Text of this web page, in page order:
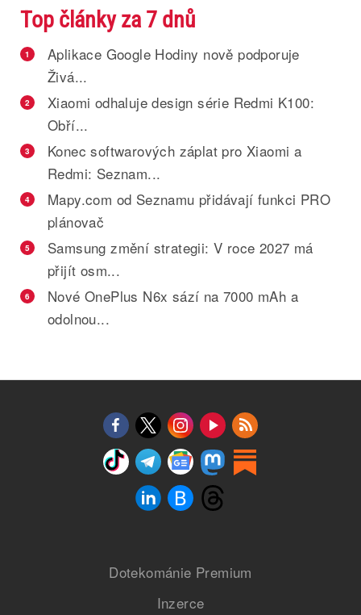
Top články za 7 dnů
1
Aplikace Google Hodiny nově podporuje
Živá...
2
Xiaomi odhaluje design série Redmi K100:
Obří...
3
Konec softwarových záplat pro Xiaomi a
Redmi: Seznam...
4
Mapy.com od Seznamu přidávají funkci PRO
plánovač
5
Samsung změní strategii: V roce 2027 má
přijít osm...
6
Nové OnePlus N6x sází na 7000 mAh a
odolnou...
Dotekománie Premium
Inzerce